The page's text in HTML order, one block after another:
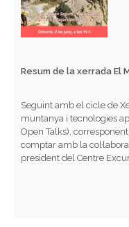
Resum de la xerrada El
Seguint amb el cicle de
muntanya i tecnologies
Open Talks),
comptar amb la
president del Centre